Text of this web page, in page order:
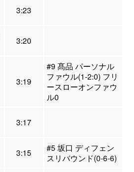
3:23
3:20
3:19
#9 髙品 パーソナル
ファウル(1-2:0) フリ
ースローオンファウ
ル0
3:17
3:15
#5 坂口 ディフェン
スリバウンド(0-6-6)